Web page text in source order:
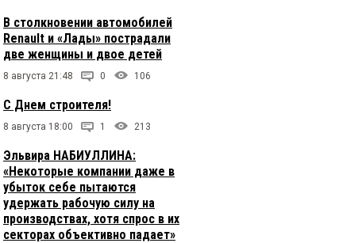
В столкновении автомобилей
Renault и «Лады» пострадали
две женщины и двое детей
8 августа 21:48 0 106
С Днем строителя!
8 августа 18:00 1 213
Эльвира НАБИУЛЛИНА:
«Некоторые компании даже в
убыток себе пытаются
удержать рабочую силу на
производствах, хотя спрос в их
секторах объективно падает»